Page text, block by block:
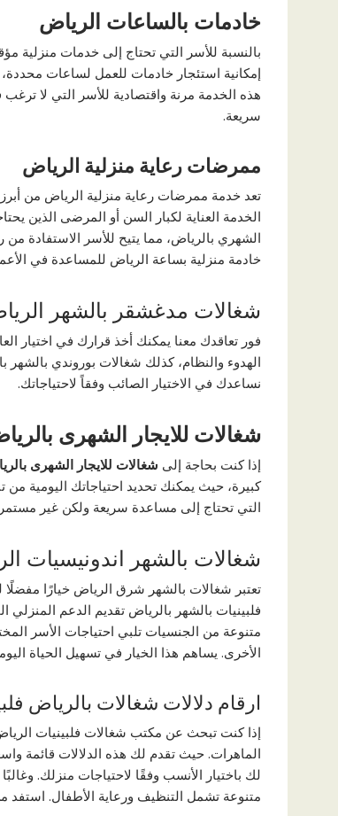
خادمات بالساعات الرياض
بالنسبة للأسر التي تحتاج إلى خدمات منزلية
إمكانية استئجار خادمات للعمل لساعات محددة،
هذه الخدمة مرنة واقتصادية للأسر التي لا
سريعة.
ممرضات رعاية منزلية الرياض
تعد خدمة ممرضات رعاية منزلية الرياض من أبرز
الخدمة العناية لكبار السن أو المرضى الذين
الشهري بالرياض، مما يتيح للأسر الاستفادة
خادمة منزلية بساعة الرياض للمساعدة في
شغالات مدغشقر بالشهر
فور تعاقدك معنا يمكنك أخذ قرارك في اختيار
الهدوء والنظام، كذلك شغالات بوروندي
نساعدك في الاختيار الصائب وفقاً لاحتياجاتك.
شغالات للايجار الشهرى
إذا كنت بحاجة إلى شغالات للايجار الشهرى
كبيرة، حيث يمكنك تحديد احتياجاتك اليومية من
التي تحتاج إلى مساعدة سريعة ولكن غير
شغالات بالشهر اندونيسيات
تعتبر شغالات بالشهر شرق الرياض خيارًا
فلبينيات بالشهر بالرياض تقديم الدعم
متنوعة من الجنسيات تلبي احتياجات الأسر
الأخرى. يساهم هذا الخيار في تسهيل الحياة
ارقام دلالات شغالات بالرياض
إذا كنت تبحث عن مكتب شغالات فلبينيات
الماهرات. حيث تقدم لك هذه الدلالات قائمة
لك باختيار الأنسب وفقًا لاحتياجات منزلك.
متنوعة تشمل التنظيف ورعاية الأطفال. استفد